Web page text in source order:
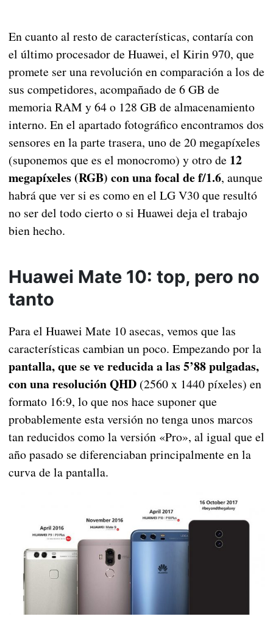
En cuanto al resto de características, contaría con
el último procesador de Huawei, el Kirin 970, que
promete ser una revolución en comparación a los de
sus competidores, acompañado de 6 GB de
memoria RAM y 64 o 128 GB de almacenamiento
interno. En el apartado fotográfico encontramos dos
sensores en la parte trasera, uno de 20 megapíxeles
(suponemos que es el monocromo) y otro de 12
megapíxeles (RGB) con una focal de f/1.6, aunque
habrá que ver si es como en el LG V30 que resultó
no ser del todo cierto o si Huawei deja el trabajo
bien hecho.
Huawei Mate 10: top, pero no
tanto
Para el Huawei Mate 10 asecas, vemos que las
características cambian un poco. Empezando por la
pantalla, que se ve reducida a las 5’88 pulgadas,
con una resolución QHD(2560 x 1440 píxeles) en
formato 16:9, lo que nos hace suponer que
probablemente esta versión no tenga unos marcos
tan reducidos como la versión «Pro», al igual que el
año pasado se diferenciaban principalmente en la
curva de la pantalla.